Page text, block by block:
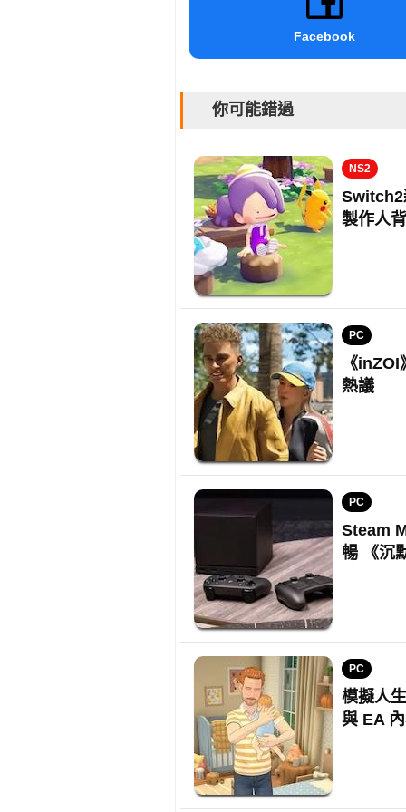
Facebook
你可能錯過
NS2
製作人
PC
《
熱議
PC
Steam
暢 《沉
PC
模擬人
與 EA